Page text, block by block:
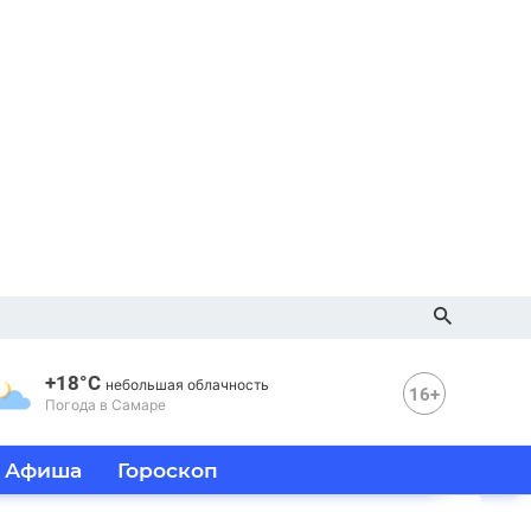
+18°C небольшая облачность
Погода в Самаре
16+
Афиша Гороскоп